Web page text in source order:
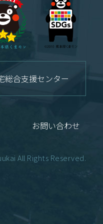
総合支援センター
お問い合わせ
All Rights Reserved.